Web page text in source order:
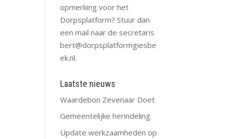
opmerking voor het
Dorpsplatform? Stuur dan
een mail naar de secretaris
bert@dorpsplatformgiesbe
ek.nl.
Laatste nieuws
Waardebon Zevenaar Doet
Gemeentelijke herindeling
Update werkzaamheden op